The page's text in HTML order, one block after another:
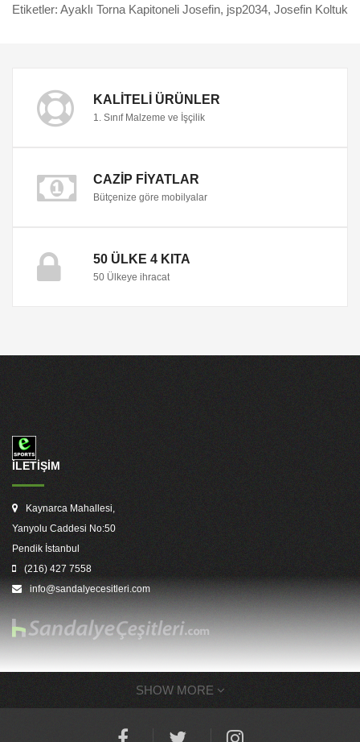
Etiketler: Ayaklı Torna Kapitoneli Josefin, jsp2034, Josefin Koltuk
KALITELI ÜRÜNLER
1. Sınıf Malzeme ve İşçilik
CAZIP FIYATLAR
Bütçenize göre mobilyalar
50 ÜLKE 4 KITA
50 Ülkeye ihracat
İLETİŞİM
Kaynarca Mahallesi,
Yanyolu Caddesi No:50
Pendik İstanbul
(216) 427 7558
info@sandalyecesitleri.com
SHOW MORE